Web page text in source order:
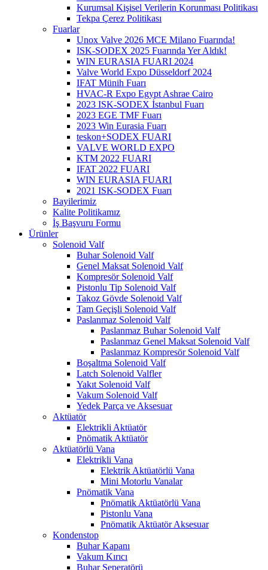
Kurumsal Kişisel Verilerin Korunması Politikası
Tekpa Çerez Politikası
Fuarlar
Unox Valve 2026 MCE Milano Fuarında!
ISK-SODEX 2025 Fuarında Yer Aldık!
WIN EURASIA FUARI 2024
Valve World Expo Düsseldorf 2024
IFAT Münih Fuarı
HVAC-R Expo Egypt Ashrae Cairo
2023 ISK-SODEX İstanbul Fuarı
2023 EGE TMF Fuarı
2023 Win Eurasia Fuarı
teskon+SODEX FUARI
VALVE WORLD EXPO
KTM 2022 FUARI
IFAT 2022 FUARI
WIN EURASIA FUARI
2021 ISK-SODEX Fuarı
Bayilerimiz
Kalite Politikamız
İş Başvuru Formu
Ürünler
Solenoid Valf
Buhar Solenoid Valf
Genel Maksat Solenoid Valf
Kompresör Solenoid Valf
Pistonlu Tip Solenoid Valf
Takoz Gövde Solenoid Valf
Tam Geçişli Solenoid Valf
Paslanmaz Solenoid Valf
Paslanmaz Buhar Solenoid Valf
Paslanmaz Genel Maksat Solenoid Valf
Paslanmaz Kompresör Solenoid Valf
Boşaltma Solenoid Valf
Latch Solenoid Valfler
Yakıt Solenoid Valf
Vakum Solenoid Valf
Yedek Parça ve Aksesuar
Aktüatör
Elektrikli Aktüatör
Pnömatik Aktüatör
Aktüatörlü Vana
Elektrikli Vana
Elektrik Aktüatörlü Vana
Mini Motorlu Vanalar
Pnömatik Vana
Pnömatik Aktüatörlü Vana
Pistonlu Vana
Pnömatik Aktüatör Aksesuar
Kondenstop
Buhar Kapanı
Vakum Kırıcı
Buhar Seperatörü